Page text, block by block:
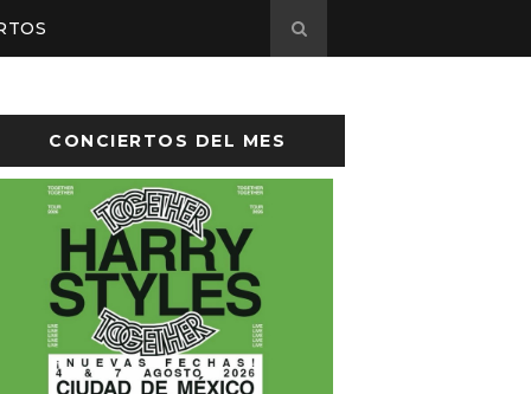
el cartel de Flow Fest 2026
CONCIERTOS DEL MES